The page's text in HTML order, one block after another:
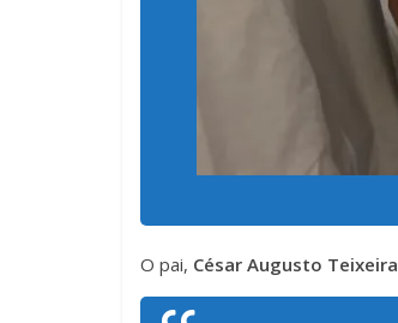
O pai, César Augusto Teixeira